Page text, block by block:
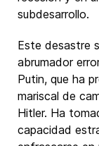
subdesarrollo.
Este desastre
abrumador
Putin, que ha
mariscal de
Hitler. Ha
capacidad